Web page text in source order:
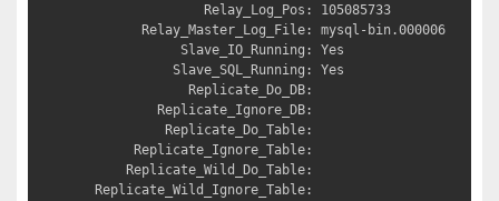
Relay_Log_Pos: 105085733
Relay_Master_Log_File: mysql-bin.000006
Slave_IO_Running: Yes
Slave_SQL_Running: Yes
Replicate_Do_DB:
Replicate_Ignore_DB:
Replicate_Do_Table:
Replicate_Ignore_Table:
Replicate_Wild_Do_Table:
Replicate_Wild_Ignore_Table: